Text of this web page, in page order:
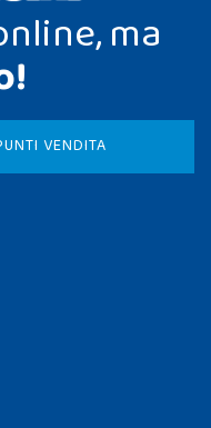
ma
VENDITA